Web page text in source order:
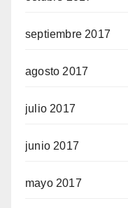
septiembre 2017
agosto 2017
julio 2017
junio 2017
mayo 2017